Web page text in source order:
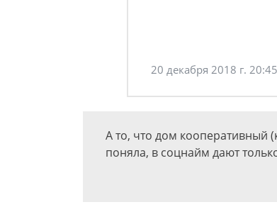
20 декабря 2018 г. 20:45
А то, что дом кооперативный
поняла, в соцнайм дают